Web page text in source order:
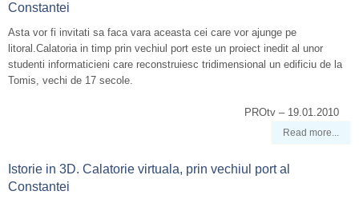
Constantei
Asta vor fi invitati sa faca vara aceasta cei care vor ajunge pe
litoral.Calatoria in timp prin vechiul port este un proiect inedit al unor
studenti informaticieni care reconstruiesc tridimensional un edificiu de la
Tomis, vechi de 17 secole.
PROtv – 19.01.2010
Read more...
Istorie in 3D. Calatorie virtuala, prin vechiul port al
Constantei